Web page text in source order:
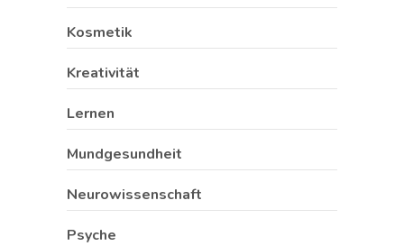
Kosmetik
Kreativität
Lernen
Mundgesundheit
Neurowissenschaft
Psyche